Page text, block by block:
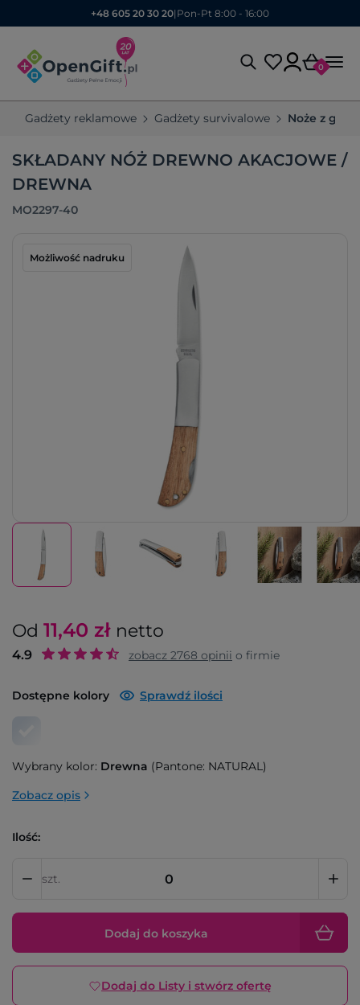
+48 605 20 30 20| Pon-Pt 8:00 - 16:00
0
Gadżety reklamowe Gadżety survivalowe Noże z
SKŁADANY NÓŻ DREWNO AKACJOWE /
DREWNA
MO2297-40
Możliwość nadruku
Od 11,40 zł netto
4.9 zobacz 2768 opinii o firmie
Dostępne kolory Sprawdź ilości
Wybrany kolor: Drewna (Pantone: NATURAL)
Zobacz opis
Ilość:
szt.
Dodaj do koszyka
Dodaj do Listy i stwórz ofertę